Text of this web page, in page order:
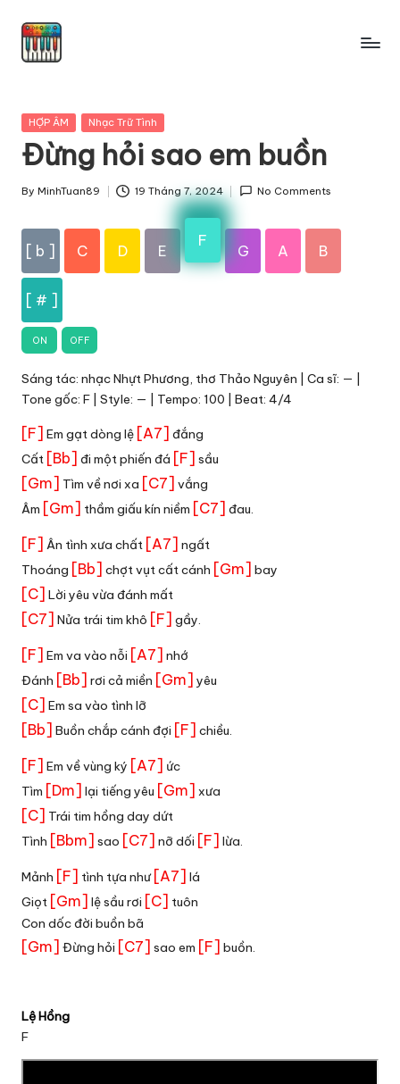
Skip
Posted
HỢP ÂM Nhạc Trữ Tình
Đừng hỏi sao em buồn
Posted
By MinhTuan89 19 Tháng 7, 2024 No Comments
[ b ] C D E
F
G A B
[ # ]
ON OFF
Sáng tác: nhạc Nhựt Phương, thơ Thảo Nguyên | Ca sĩ: — |
Tone gốc: F | Style: — | Tempo: 100 | Beat: 4/4
[F] Em gạt dòng lệ [A7] đắng
Cất [Bb] đi một phiến đá [F] sầu
[Gm] Tìm về nơi xa [C7] vắng
Âm [Gm] thầm giấu kín niềm [C7] đau.
[F] Ân tình xưa chất [A7] ngất
Thoáng [Bb] chợt vụt cất cánh [Gm] bay
[C] Lời yêu vừa đánh mất
[C7] Nửa trái tim khô [F] gầy.
[F] Em va vào nỗi [A7] nhớ
Đánh [Bb] rơi cả miền [Gm] yêu
[C] Em sa vào tình lỡ
[Bb] Buồn chắp cánh đợi [F] chiều.
[F] Em về vùng ký [A7] ức
Tìm [Dm] lại tiếng yêu [Gm] xưa
[C] Trái tim hồng day dứt
Tình [Bbm] sao [C7] nỡ dối [F] lừa.
Mảnh [F] tình tựa như [A7] lá
Giọt [Gm] lệ sầu rơi [C] tuôn
Con dốc đời buồn bã
[Gm] Đừng hỏi [C7] sao em [F] buồn.
Lệ Hồng
F